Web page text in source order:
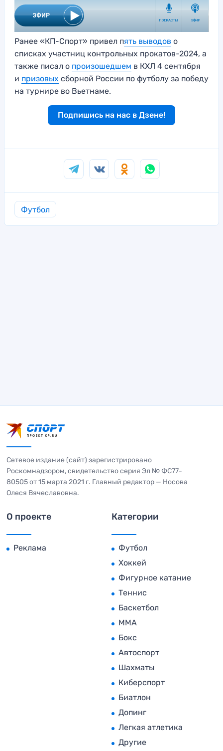
Ранее «КП-Спорт» привел пять выводов о
списках участниц контрольных прокатов-2024, а
также писал о произошедшем в КХЛ 4 сентября
и призовых сборной России по футболу за победу
на турнире во Вьетнаме.
Подпишись на нас в Дзене!
Футбол
Сетевое издание (сайт) зарегистрировано
Роскомнадзором, свидетельство серия Эл № ФС77-
80505 от 15 марта 2021 г. Главный редактор — Носова
Олеся Вячеславовна.
О проекте
Реклама
Категории
Футбол
Хоккей
Фигурное катание
Теннис
Баскетбол
MMA
Бокс
Автоспорт
Шахматы
Киберспорт
Биатлон
Допинг
Легкая атлетика
Другие